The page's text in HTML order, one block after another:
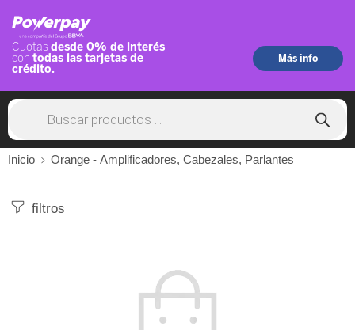
Inicio Orange - Amplificadores, Cabezales, Parlantes
filtros